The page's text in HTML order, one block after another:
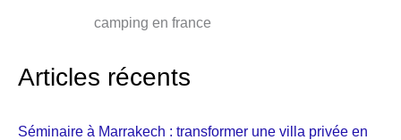
camping en france
Articles récents
Séminaire à Marrakech : transformer une villa privée en